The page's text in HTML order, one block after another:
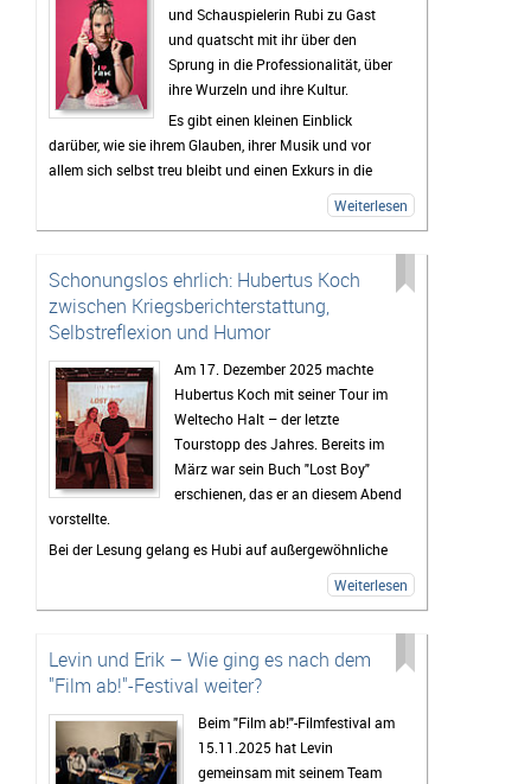
und Schauspielerin Rubi zu Gast
und quatscht mit ihr über den
Sprung in die Professionalität, über
ihre Wurzeln und ihre Kultur.
Es gibt einen kleinen Einblick
darüber, wie sie ihrem Glauben, ihrer Musik und vor
allem sich selbst treu bleibt und einen Exkurs in die
Welt der Love Languages und welche Person ihr über
Infos dazu gibt’s im Interview – hört gerne mal rein!)
Weiterlesen
Schonungslos ehrlich: Hubertus Koch
zwischen Kriegsberichterstattung,
Selbstreflexion und Humor
Am 17. Dezember 2025 machte
Hubertus Koch mit seiner Tour im
Weltecho Halt – der letzte
Tourstopp des Jahres. Bereits im
März war sein Buch "Lost Boy"
erschienen, das er an diesem Abend
vorstellte.
Bei der Lesung gelang es Hubi auf außergewöhnliche
Weise, schwere und hochrelevante Themen wie seine
Erfahrungen als Kriegsreporter, Sucht und Konsens mit
Publikumsinteraktion aufzulockern. Die Veranstaltung
spiegelte genau das wider, was auch sein Buch
ausmacht: schonungslose Ehrlichkeit, Authentizität
und eine große Portion Unterhaltungswert.
Vor der Lesung hatte ich die Gelegenheit, Hubertus
Koch zu einem Interview zu treffen und mit ihm über die
Weiterlesen
Levin und Erik – Wie ging es nach dem
"Film ab!"-Festival weiter?
Beim "Film ab!"-Filmfestival am
15.11.2025 hat Levin
gemeinsam mit seinem Team